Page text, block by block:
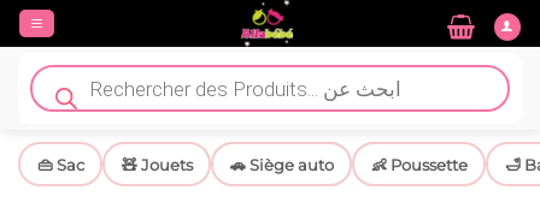
Passer
contenu
Recherche
de
produits
👜 Sac 🧸 Jouets 🚗 Siège auto 👶 Poussette 🛁